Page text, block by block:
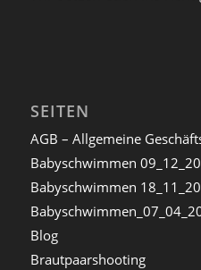
SEITEN
AGB – Allgemeine
Babyschwimmen
Babyschwimmen
Blog
Brautpaarshooting